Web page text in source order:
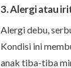
3. Alergi atau
Alergi debu,
Kondisi ini
anak tiba-tiba